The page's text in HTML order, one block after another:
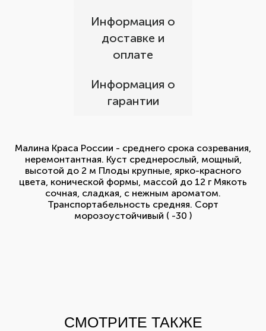
Информация о
доставке и
оплате
Информация о
гарантии
Малина Краса России - среднего срока созревания,
неремонтантная. Куст среднерослый, мощный,
высотой до 2 м Плоды крупные, ярко-красного
цвета, конической формы, массой до 12 г Мякоть
сочная, сладкая, с нежным ароматом.
Транспортабельность средняя. Сорт
морозоустойчивый ( -30 )
СМОТРИТЕ ТАКЖЕ